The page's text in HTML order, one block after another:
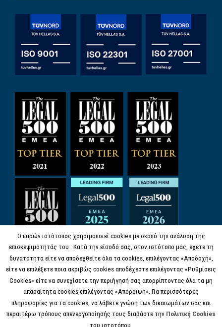
Ο παρών ιστότοπος χρησιμοποιεί cookies με σκοπό την ανάλυση της
επισκεψιμότητάς του . Κατά την είσοδό σας, στον ιστότοπο μας, έχετε τη
δυνατότητα είτε να αποδεχθείτε όλα τα cookies, επιλέγοντας «Αποδοχή»,
είτε να επιλέξετε ποια ακριβώς cookies αποδέχεστε επιλέγοντας «Ρυθμίσεις
Cookies» είτε να συνεχίσετε την περιήγησή σας απορρίπτοντας όλα τα μη
απαραίτητα cookies επιλέγοντας «Απόρριψη». Για περισσότερες
πληροφορίες για τα cookies, να λάβετε γνώση των δικαιωμάτων σας και
περαιτέρω τρόπους απενεργοποίησής τους διαβάστε την Πολιτική Cookies
του ιστοτόπου.